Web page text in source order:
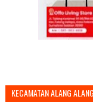
KECAMATAN ALANG